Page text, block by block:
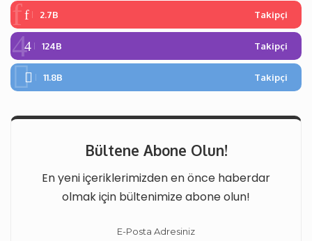
2.7B Takipçi
124B Takipçi
11.8B Takipçi
Bültene Abone Olun!
En yeni içeriklerimizden en önce haberdar
olmak için bültenimize abone olun!